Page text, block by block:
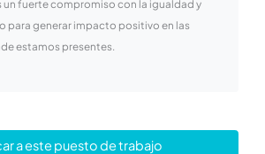
un fuerte compromiso con la igualdad y
para generar impacto positivo en las
estamos presentes.
a este puesto de trabajo